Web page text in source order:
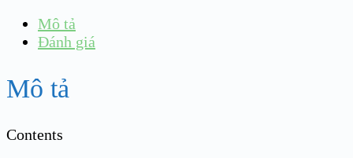
Mô tả
Đánh giá
Mô tả
Contents